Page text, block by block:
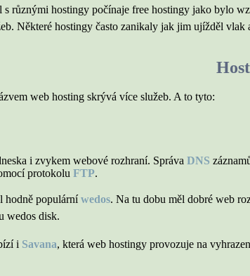
s různými hostingy počínaje free hostingy jako bylo
Některé hostingy často zanikaly jak jim ujížděl vlak
web hosting skrývá více služeb. A to tyto:
i zvykem webové rozhraní. Správa DNS
protokolu FTP.
hodně populárníwedos. Na tu dobu měl dobré web
wedos disk.
i Savana, která web hostingy provozuje na